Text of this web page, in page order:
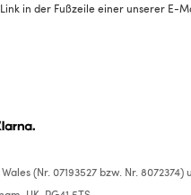
in der Fußzeile einer unserer E-
(Nr. 07193527 bzw. Nr.